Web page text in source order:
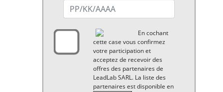
En cochant
cette case vous confirmez
votre participation et
acceptez de recevoir des
offres des partenaires de
LeadLab SARL. La liste des
partenaires est disponible en